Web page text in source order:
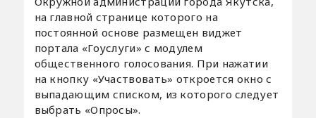
на главной странице которого на
постоянной основе размещен виджет
портала «Гоуслуги» с модулем
общественного голосования. При нажатии
на кнопку «Участвовать» откроется окно с
выпадающим списком, из которого следует
выбрать «Опросы».